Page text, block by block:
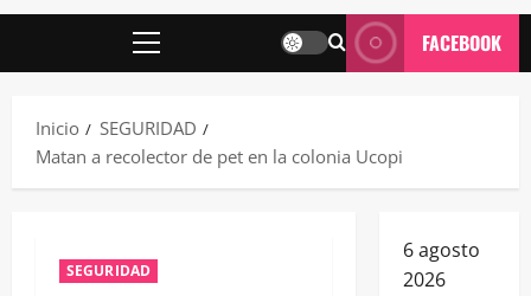
Menú
FACEBOOK
Inicio
SEGURIDAD
Matan a recolector de pet en la colonia Ucopi
SEGURIDAD
6 agosto
2026